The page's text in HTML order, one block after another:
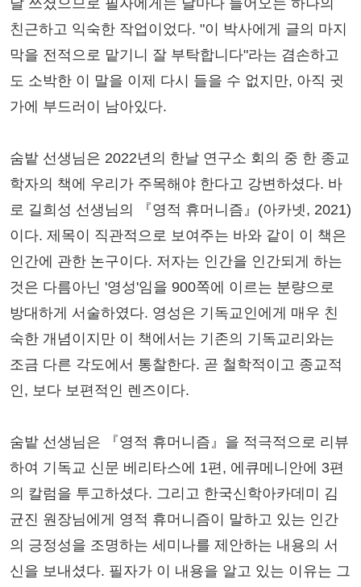
친근하고 익숙한 작업이었다. "이 박사에게 글의 마지
막을 전적으로 맡기니 잘 부탁합니다"라는 겸손하고
도 소박한 이 말을 이제 다시 들을 수 없지만, 아직 귓
가에 부드러이 남아있다.
숨밭 선생님은 2022년의 한날 연구소 회의 중 한 종교
학자의 책에 우리가 주목해야 한다고 강변하셨다. 바
로 길희성 선생님의 『영적 휴머니즘』(아카넷, 2021)
이다. 제목이 직관적으로 보여주는 바와 같이 이 책은
인간에 관한 논구이다. 저자는 인간을 인간되게 하는
것은 다름아닌 '영성'임을 900쪽에 이르는 분량으로
방대하게 서술하였다. 영성은 기독교인에게 매우 친
숙한 개념이지만 이 책에서는 기존의 기독교리와는
조금 다른 각도에서 통찰한다. 곧 철학적이고 종교적
인, 보다 보편적인 렌즈이다.
숨밭 선생님은 『영적 휴머니즘』을 적극적으로 리뷰
하여 기독교 신문 베리타스에 1편, 에큐메니안에 3편
의 칼럼을 투고하셨다. 그리고 한국신학아카데미 김
균진 원장님에게 영적 휴머니즘이 말하고 있는 인간
의 긍정성을 조명하는 세미나를 제안하는 내용의 서
신을 보내셨다. 필자가 이 내용을 알고 있는 이유는 그